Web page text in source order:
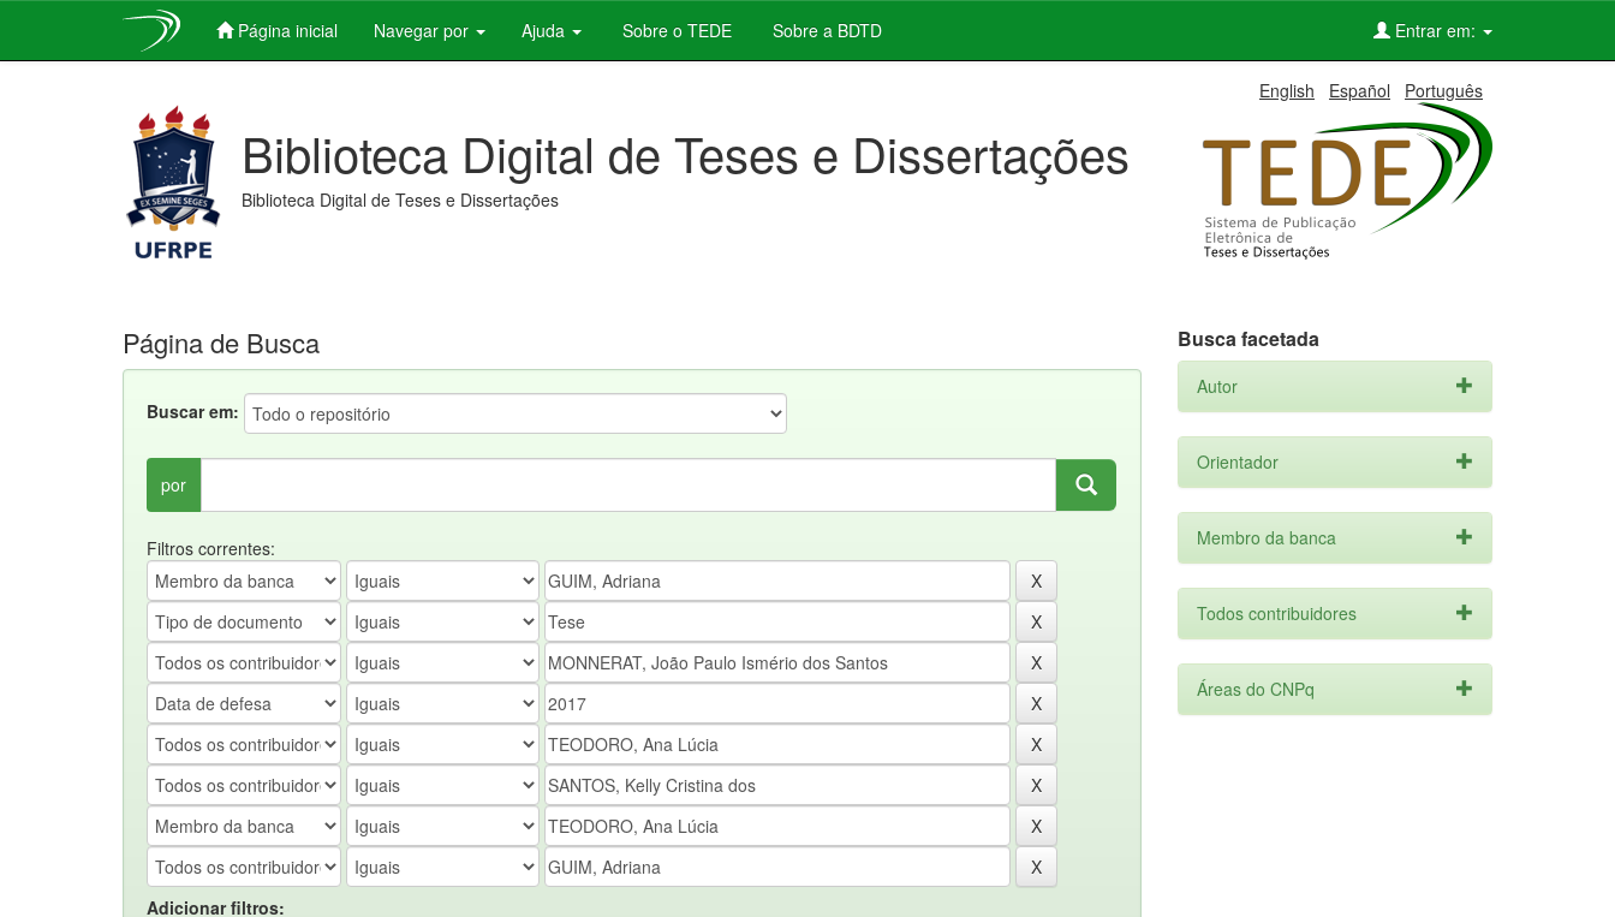
Página inicial Navegar por Ajuda Sobre o TEDE Sobre a BDTD Entrar em:
English Español Português
Biblioteca Digital de Teses e Dissertações
Biblioteca Digital de Teses e Dissertações
Página de Busca
Buscar em:
por
Filtros correntes:
Adicionar filtros:
Busca facetada
Autor
Orientador
Membro da banca
Todos contribuidores
Áreas do CNPq